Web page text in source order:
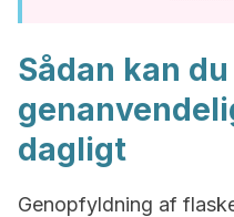
Sådan kan
dagligt
Genopfyldning af